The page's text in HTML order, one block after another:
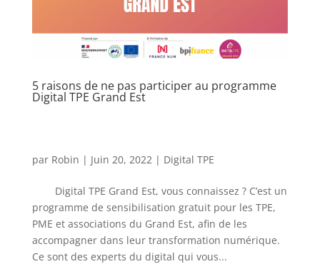
5 raisons de ne pas participer au programme
Digital TPE Grand Est
par Robin | Juin 20, 2022 | Digital TPE
Digital TPE Grand Est, vous connaissez ? C’est un
programme de sensibilisation gratuit pour les TPE,
PME et associations du Grand Est, afin de les
accompagner dans leur transformation numérique.
Ce sont des experts du digital qui vous...